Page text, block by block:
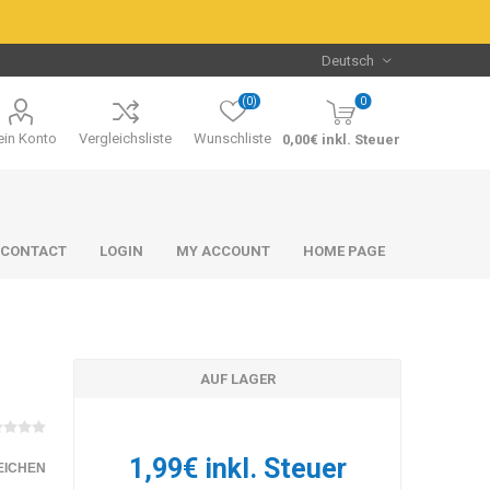
Konto Vergleichsliste Wunschliste
(0) 0
0,00€ inkl. Steuer
CONTACT LOGIN MY ACCOUNT HOME PAGE
AUF LAGER
1,99€ inkl. Steuer